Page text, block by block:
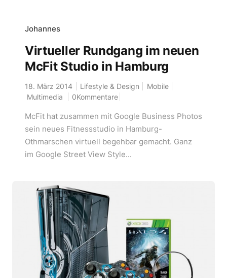
Johannes
Virtueller Rundgang im neuen
McFit Studio in Hamburg
18. März 2014 Lifestyle & Design
Mobile
Multimedia
0Kommentare
McFit hat zusammen mit Google Business Photos
sein neues Fitnessstudio in Hamburg-
Othmarschen virtuell begehbar gemacht. Ganz
im Google Street View Style...